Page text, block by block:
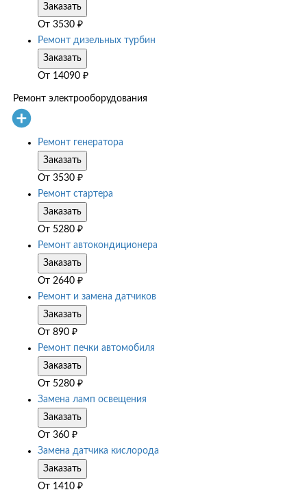
Заказать
От 3530 ₽
Ремонт дизельных турбин
Заказать
От 14090 ₽
Ремонт электрооборудования
Ремонт генератора
Заказать
От 3530 ₽
Ремонт стартера
Заказать
От 5280 ₽
Ремонт автокондиционера
Заказать
От 2640 ₽
Ремонт и замена датчиков
Заказать
От 890 ₽
Ремонт печки автомобиля
Заказать
От 5280 ₽
Замена ламп освещения
Заказать
От 360 ₽
Замена датчика кислорода
Заказать
От 1410 ₽